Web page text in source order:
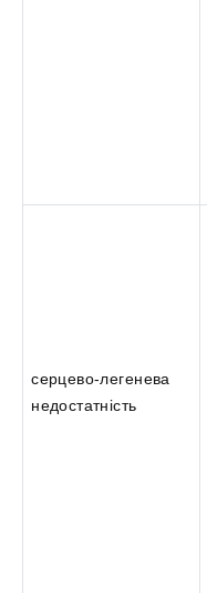
серцево-легенева
недостатність